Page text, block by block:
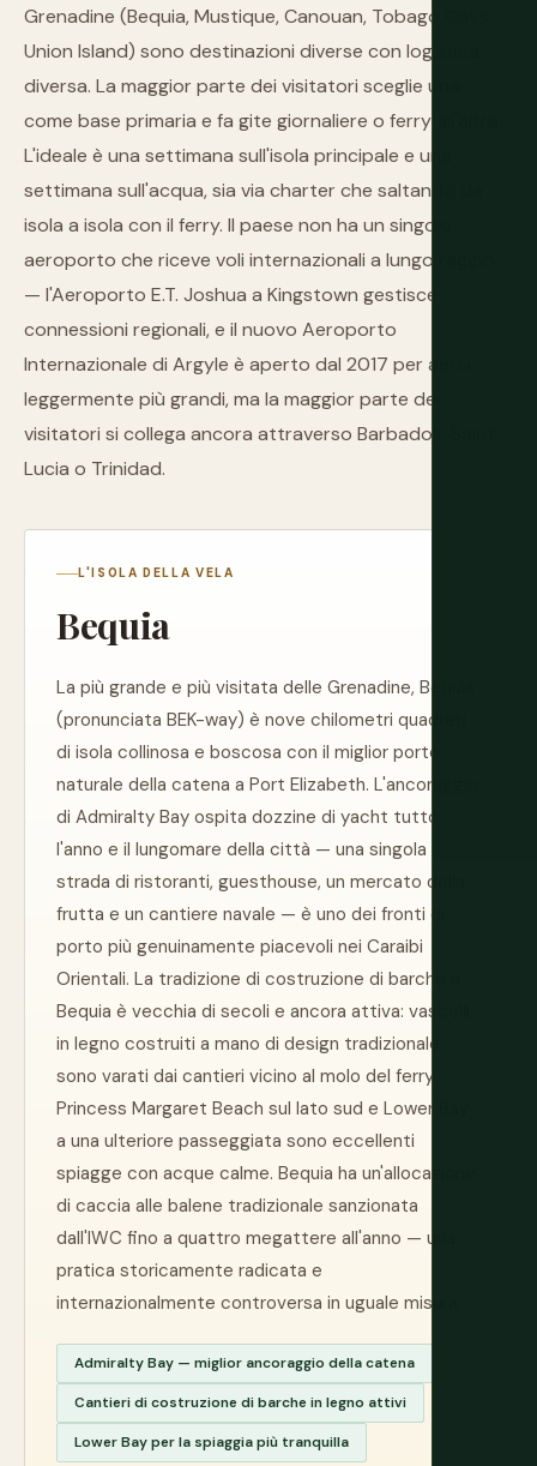
Grenadine (Bequia, Mustique, Canouan, Tobago Cays,
Union Island) sono destinazioni diverse con logistica
diversa. La maggior parte dei visitatori sceglie una
come base primaria e fa gite giornaliere o ferry all'altra.
L'ideale è una settimana sull'isola principale e una
settimana sull'acqua, sia via charter che saltando da
isola a isola con il ferry. Il paese non ha un singolo
aeroporto che riceve voli internazionali a lungo raggio
— l'Aeroporto E.T. Joshua a Kingstown gestisce
connessioni regionali, e il nuovo Aeroporto
Internazionale di Argyle è aperto dal 2017 per aerei
leggermente più grandi, ma la maggior parte dei
visitatori si collega ancora attraverso Barbados, Saint
Lucia o Trinidad.
L'ISOLA DELLA VELA
Bequia
La più grande e più visitata delle Grenadine, Bequia
(pronunciata BEK-way) è nove chilometri quadrati
di isola collinosa e boscosa con il miglior porto
naturale della catena a Port Elizabeth. L'ancoraggio
di Admiralty Bay ospita dozzine di yacht tutto
l'anno e il lungomare della città — una singola
strada di ristoranti, guesthouse, un mercato della
frutta e un cantiere navale — è uno dei fronti di
porto più genuinamente piacevoli nei Caraibi
Orientali. La tradizione di costruzione di barche a
Bequia è vecchia di secoli e ancora attiva: vascelli
in legno costruiti a mano di design tradizionale
sono varati dai cantieri vicino al molo del ferry.
Princess Margaret Beach sul lato sud e Lower Bay
a una ulteriore passeggiata sono eccellenti
spiagge con acque calme. Bequia ha un'allocazione
di caccia alle balene tradizionale sanzionata
dall'IWC fino a quattro megattere all'anno — una
pratica storicamente radicata e
internazionalmente controversa in uguale misura.
Admiralty Bay — miglior ancoraggio della catena
Cantieri di costruzione di barche in legno attivi
Lower Bay per la spiaggia più tranquilla